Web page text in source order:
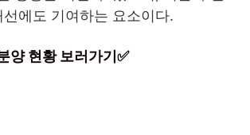
에도 기여하는 요소이다.
양 현황 보러가기✅